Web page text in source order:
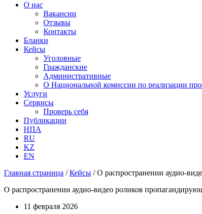
О нас
Вакансии
Отзывы
Контакты
Бланки
Кейсы
Уголовные
Гражданские
Административные
О Национальной комиссии по реализации
Услуги
Сервисы
Проверь себя
Публикации
НПА
RU
KZ
EN
Главная страница /Кейсы /О распространении аудио-
О распространении аудио-видео роликов
11 февраля 2026